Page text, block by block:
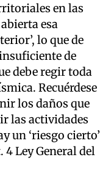
en las
esa
lo que de
de
debe regir toda
Recuérdese
los daños que
las actividades
un ‘riesgo cierto’
4 Ley General del